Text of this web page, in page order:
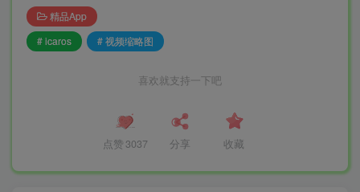
精品App
# icaros
# 视频缩略图
喜欢就支持一下吧
点赞 3037 分享 收藏